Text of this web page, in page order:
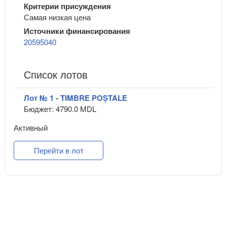
Критерии присуждения
Самая низкая цена
Источники финансирования
20595040
Список лотов
Лот № 1 - TIMBRE POȘTALE
Бюджет: 4790.0 MDL
Активный
Перейти в лот